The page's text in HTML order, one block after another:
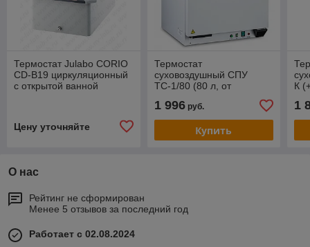
Термостат Julabo CORIO
CD-B19 циркуляционный
с открытой ванной
Цену уточняйте
Термостат
суховоздушный СПУ
ТС-1/80 (80 л, от
tокр+5°С до 60°С, камера
из нерж. стали,
вентилятор, освещение)
1 996руб.
Купить
К
1
О нас
Рейтинг не сформирован
Менее 5 отзывов за последний год
Работает с 02.08.2024